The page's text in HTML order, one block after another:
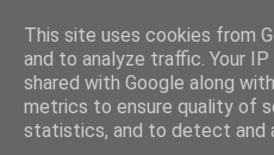
This site uses cookies from
and to analyze traffic. Your
shared with Google along
metrics to ensure quality of
statistics, and to detect and